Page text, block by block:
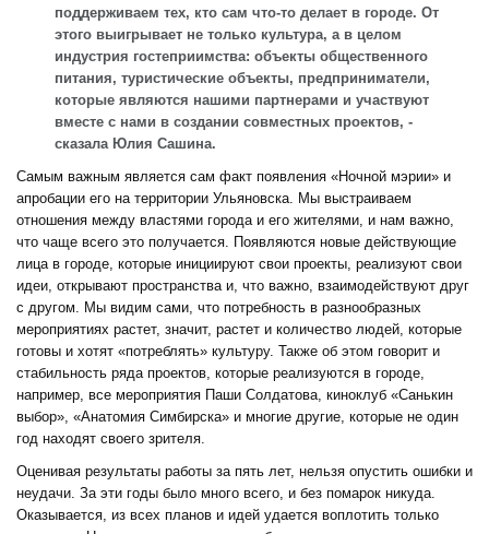
поддерживаем тех, кто сам что-то делает в городе. От
этого выигрывает не только культура, а в целом
индустрия гостеприимства: объекты общественного
питания, туристические объекты, предприниматели,
которые являются нашими партнерами и участвуют
вместе с нами в создании совместных проектов, -
сказала Юлия Сашина.
Самым важным является сам факт появления «Ночной мэрии» и
апробации его на территории Ульяновска. Мы выстраиваем
отношения между властями города и его жителями, и нам важно,
что чаще всего это получается. Появляются новые действующие
лица в городе, которые инициируют свои проекты, реализуют свои
идеи, открывают пространства и, что важно, взаимодействуют друг
с другом. Мы видим сами, что потребность в разнообразных
мероприятиях растет, значит, растет и количество людей, которые
готовы и хотят «потреблять» культуру. Также об этом говорит и
стабильность ряда проектов, которые реализуются в городе,
например, все мероприятия Паши Солдатова, киноклуб «Санькин
выбор», «Анатомия Симбирска» и многие другие, которые не один
год находят своего зрителя.
Оценивая результаты работы за пять лет, нельзя опустить ошибки и
неудачи. За эти годы было много всего, и без помарок никуда.
Оказывается, из всех планов и идей удается воплотить только